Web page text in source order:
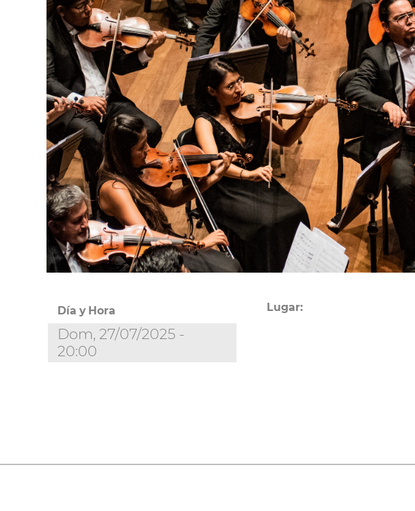
Día y Hora
Dom, 27/07/2025 -
20:00
Lugar: